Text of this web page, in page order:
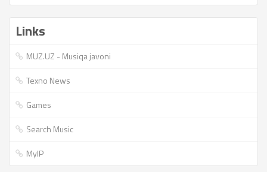
Links
MUZ.UZ - Musiqa javoni
Texno News
Games
Search Music
MyIP